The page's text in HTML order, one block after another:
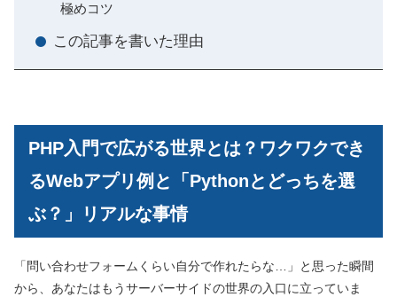
極めコツ
この記事を書いた理由
PHP入門で広がる世界とは？ワクワクでき
るWebアプリ例と「Pythonとどっちを選
ぶ？」リアルな事情
「問い合わせフォームくらい自分で作れたらな…」と思った瞬間
から、あなたはもうサーバーサイドの世界の入口に立っていま